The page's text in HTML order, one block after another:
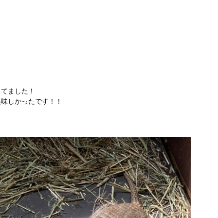
ました！
しかったです！！